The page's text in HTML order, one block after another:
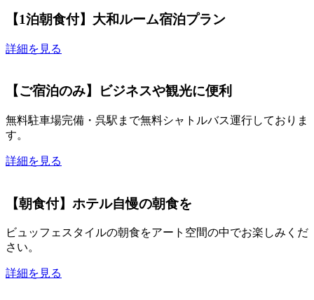
【1泊朝食付】大和ルーム宿泊プラン
詳細を見る
【ご宿泊のみ】ビジネスや観光に便利
無料駐車場完備・呉駅まで無料シャトルバス運行しておりま
す。
詳細を見る
【朝食付】ホテル自慢の朝食を
ビュッフェスタイルの朝食をアート空間の中でお楽しみくだ
さい。
詳細を見る